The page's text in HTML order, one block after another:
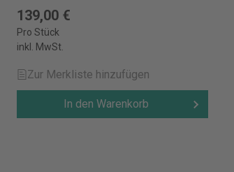
139,00 €
Pro Stück
inkl. MwSt.
Zur Merkliste hinzufügen
In den Warenkorb